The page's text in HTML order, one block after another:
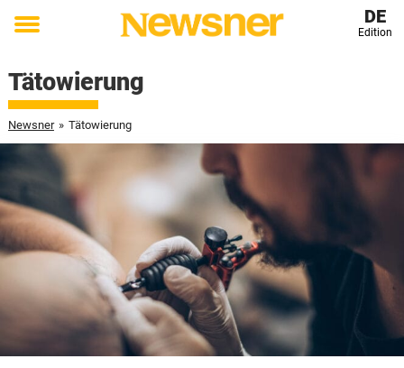
Toggle
DE
Edition
Tätowierung
Newsner » Tätowierung